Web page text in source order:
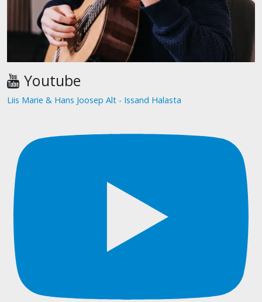
Youtube
Liis Marie & Hans Joosep Alt - Issand Halasta